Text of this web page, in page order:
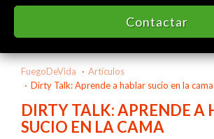
Contactar
FuegoDeVida
Artículos
Dirty Talk: Aprende a hablar sucio en la cama
DIRTY TALK: APRENDE A
SUCIO EN LA CAMA